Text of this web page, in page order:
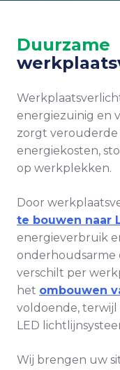
Duurzame
energiezuinig en
zorgt
energiekosten,
op werkplekken.
Door
te bouwen naar
energieverbruik
onderhoudsarme
verschilt per
het ombouwen
voldoende,
LED
Wij brengen uw